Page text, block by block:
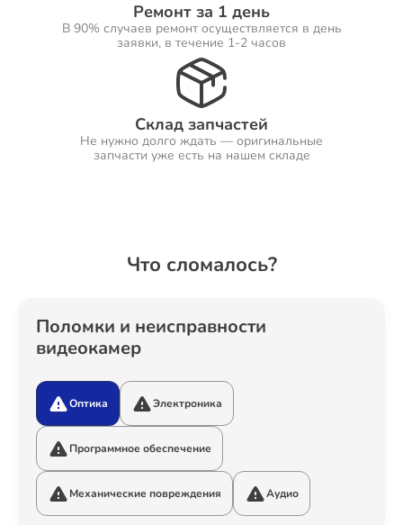
Ремонт за 1 день
В 90% случаев ремонт осуществляется в день
заявки, в течение 1-2 часов
Склад запчастей
Не нужно долго ждать — оригинальные
запчасти уже есть на нашем складе
Что сломалось?
Поломки и неисправности
видеокамер
Оптика Электроника
Программное обеспечение
Механические повреждения Аудио
Ремонт Посудомоечных машин
Ремонт Холодильников
Ремонт Видеостен